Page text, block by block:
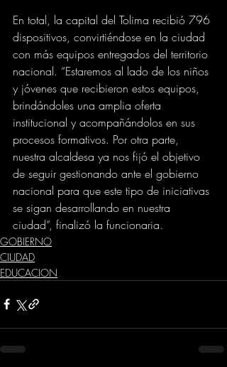
En total, la capital del Tolima recibió 796
dispositivos, convirtiéndose en la ciudad
con más equipos entregados del territorio
nacional. “Estaremos al lado de los niños
y jóvenes que recibieron estos equipos,
brindándoles una amplia oferta
institucional y acompañándolos en sus
procesos formativos. Por otra parte,
nuestra alcaldesa ya nos fijó el objetivo
de seguir gestionando ante el gobierno
nacional para que este tipo de iniciativas
se sigan desarrollando en nuestra
ciudad”, finalizó la funcionaria.
GOBIERNO
CIUDAD
EDUCACION